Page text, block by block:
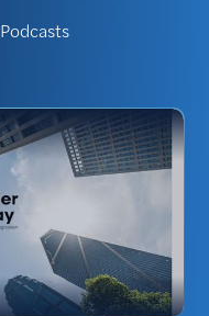
Podcasts